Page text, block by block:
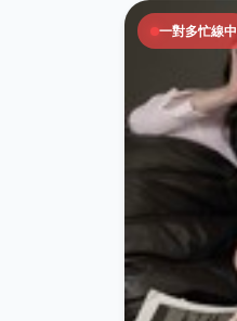
一對多忙線中